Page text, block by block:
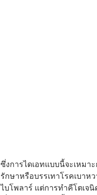
ซึ่งการไดเอทแบบนี้จะเหม
รักษาหรือบรรเทาโรคเบาห
ไบโพลาร์ แต่การทำคีโตเจ